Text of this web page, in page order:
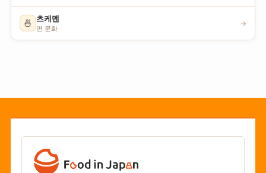
🍜 츠케멘
면 문화
→